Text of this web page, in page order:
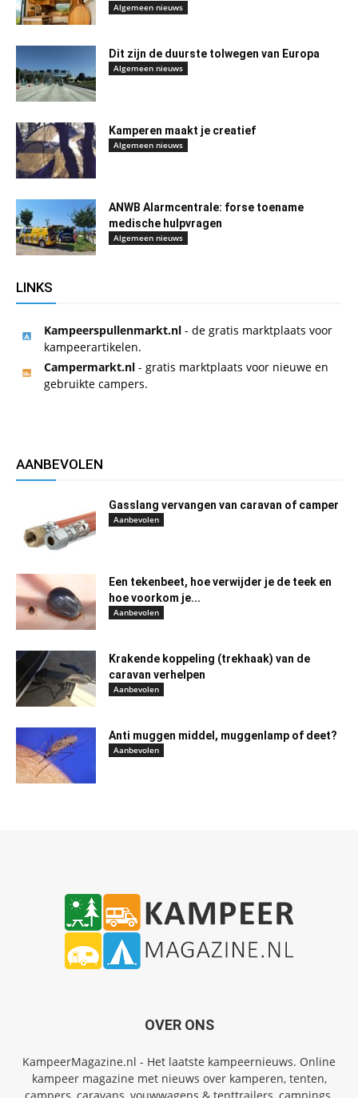
Algemeen nieuws
Dit zijn de duurste tolwegen van Europa
Algemeen nieuws
Kamperen maakt je creatief
Algemeen nieuws
ANWB Alarmcentrale: forse toename
medische hulpvragen
Algemeen nieuws
LINKS
Kampeerspullenmarkt.nl - de gratis marktplaats voor
kampeerartikelen.
Campermarkt.nl - gratis marktplaats voor nieuwe en
gebruikte campers.
AANBEVOLEN
Gasslang vervangen van caravan of camper
Aanbevolen
Een tekenbeet, hoe verwijder je de teek en
hoe voorkom je...
Aanbevolen
Krakende koppeling (trekhaak) van de
caravan verhelpen
Aanbevolen
Anti muggen middel, muggenlamp of deet?
Aanbevolen
OVER ONS
KampeerMagazine.nl - Het laatste kampeernieuws. Online
kampeer magazine met nieuws over kamperen, tenten,